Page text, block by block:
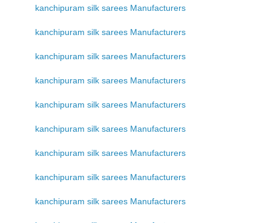
kanchipuram silk sarees Manufacturers
kanchipuram silk sarees Manufacturers
kanchipuram silk sarees Manufacturers
kanchipuram silk sarees Manufacturers
kanchipuram silk sarees Manufacturers
kanchipuram silk sarees Manufacturers
kanchipuram silk sarees Manufacturers
kanchipuram silk sarees Manufacturers
kanchipuram silk sarees Manufacturers